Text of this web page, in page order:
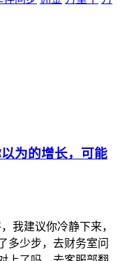
为的增长，可能
我建议你冷静下来，
多少步，去财务室问